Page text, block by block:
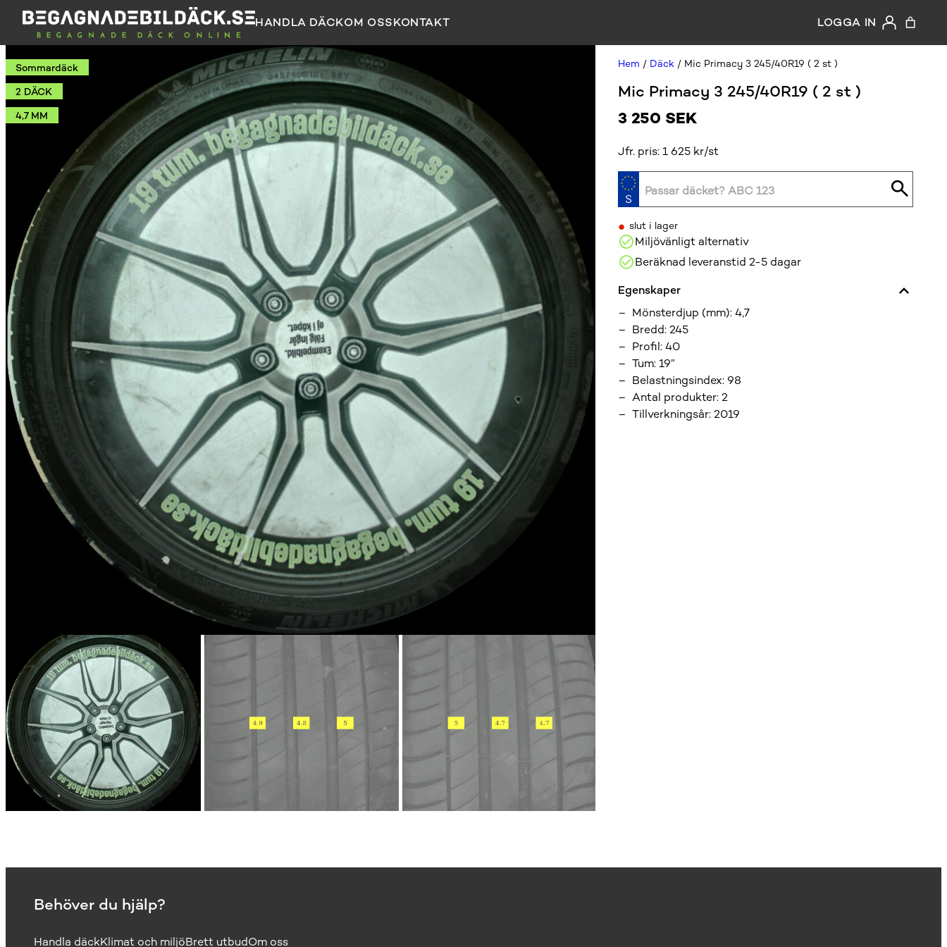
HANDLA DÄCKOM OSSKONTAKT LOGGA IN
Sommardäck
2 DÄCK
4,7 MM
Hem / Däck / Mic Primacy 3 245/40R19 ( 2 st )
Mic Primacy 3 245/40R19 ( 2 st )
3 250 SEK
Jfr. pris: 1 625 kr/st
• slut i lager
Miljövänligt alternativ
Beräknad leveranstid 2-5 dagar
Egenskaper
Mönsterdjup (mm):4,7
Bredd:245
Profil:40
Tum:19”
Belastningsindex: 98
Antal produkter:2
Tillverkningsår:2019
Behöver du hjälp?
Handla däckKlimat och miljöBrett utbudOm oss